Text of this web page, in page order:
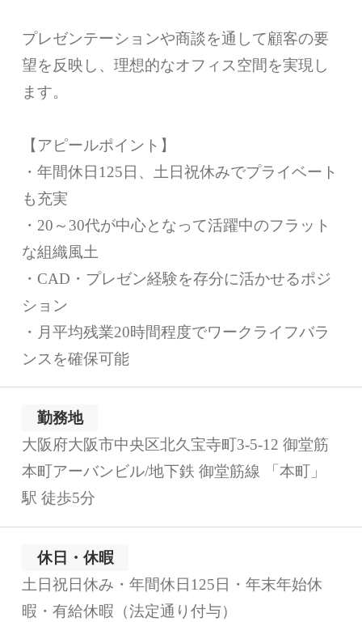
プレゼンテーションや商談を通して顧客の要
望を反映し、理想的なオフィス空間を実現し
ます。
【アピールポイント】
・年間休日125日、土日祝休みでプライベート
も充実
・20～30代が中心となって活躍中のフラット
な組織風土
・CAD・プレゼン経験を存分に活かせるポジ
ション
・月平均残業20時間程度でワークライフバラ
ンスを確保可能
勤務地
大阪府大阪市中央区北久宝寺町3-5-12 御堂筋
本町アーバンビル/地下鉄 御堂筋線 「本町」
駅 徒歩5分
休日・休暇
土日祝日休み・年間休日125日・年末年始休
暇・有給休暇（法定通り付与）